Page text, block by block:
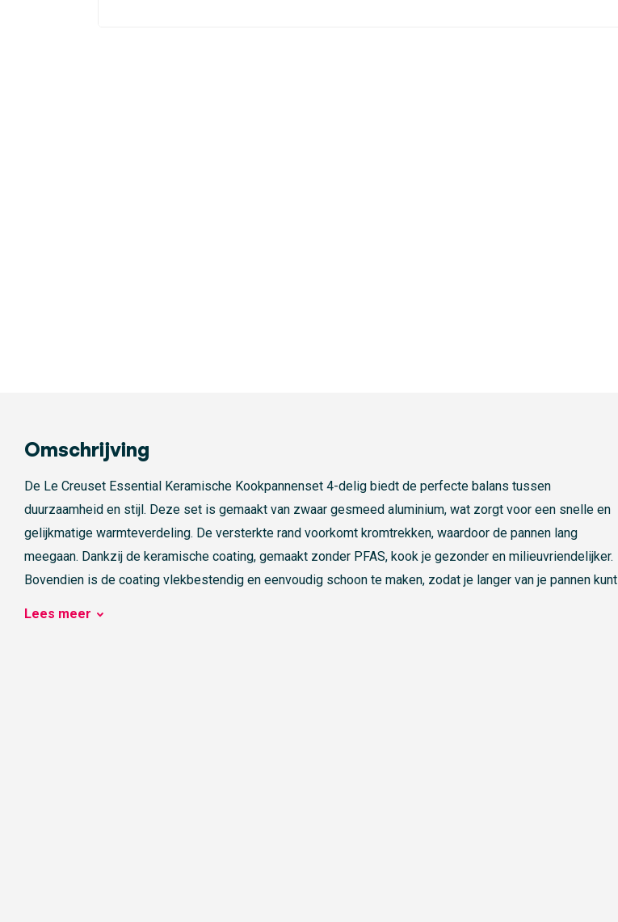
Omschrijving
De Le Creuset Essential Keramische Kookpannenset 4-delig biedt de perfecte balans tussen
duurzaamheid en stijl. Deze set is gemaakt van zwaar gesmeed aluminium, wat zorgt voor een snelle en
gelijkmatige warmteverdeling. De versterkte rand voorkomt kromtrekken, waardoor de pannen lang
meegaan. Dankzij de keramische coating, gemaakt zonder PFAS, kook je gezonder en milieuvriendelijker.
Bovendien is de coating vlekbestendig en eenvoudig schoon te maken, zodat je langer van je pannen kunt
Lees meer